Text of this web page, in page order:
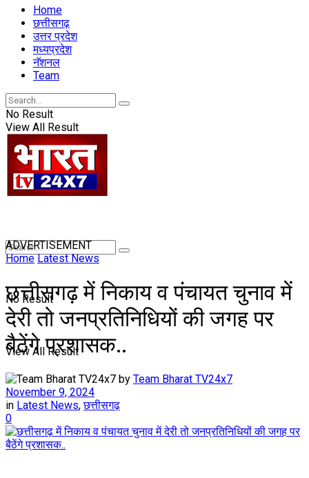
Home
छत्तीसगढ़
उत्तर प्रदेश
मध्यप्रदेश
नॅशनल
Team
No Result
View All Result
No Result
View All Result
ADVERTISEMENT
Home Latest News
छत्तीसगढ़ में निकाय व पंचायत चुनाव में
देरी तो जनप्रतिनिधियों की जगह पर
बैठेंगे प्रशासक..
by Team Bharat TV24x7
November 9, 2024
in Latest News,छत्तीसगढ़
0